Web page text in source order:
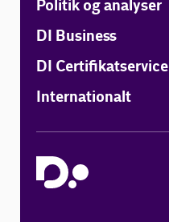
Politik og analyser
DI Business
DI Certifikatservice
Internationalt